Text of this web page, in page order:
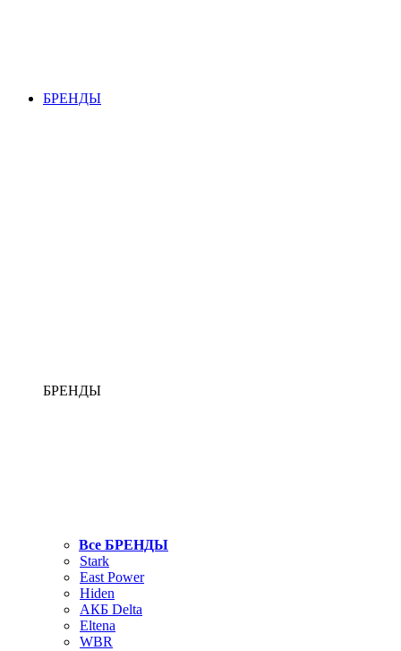
БРЕНДЫ
БРЕНДЫ
Все БРЕНДЫ
Stark
East Power
Hiden
АКБ Delta
Eltena
WBR